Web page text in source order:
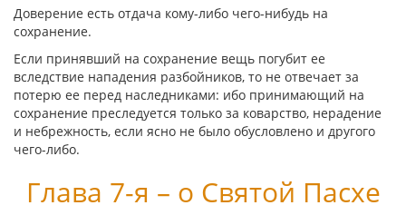
Доверение есть отдача кому-либо чего-нибудь на
сохранение.
Если принявший на сохранение вещь погубит ее
вследствие нападения разбойников, то не отвечает за
потерю ее перед наследниками: ибо принимающий на
сохранение преследуется только за коварство, нерадение
и небрежность, если ясно не было обусловлено и другого
чего-либо.
Глава 7-я – о Святой Пасхе